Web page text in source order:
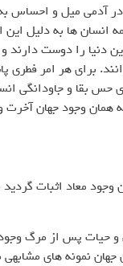
آدمی میل و احساس به
انسان ها به دلیل
دنیا را دوست دارند
برای هر امر فطری
حس بقا و جاودانگی
همان وجود جهان آخرت
معاد اثبات گردید
و حیات پس از مرگ
نمونه های مشابهی